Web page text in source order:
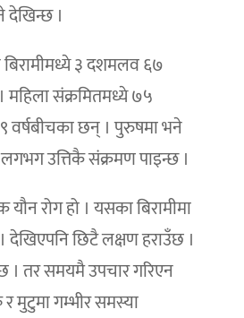
देखिन्छ ।
३ दशमलव ६७
महिला संक्रमितमध्ये ७५
वर्षबीचका छन् । पुरुषमा भने
उत्तिकै संक्रमण पाइन्छ ।
रोग हो । यसका बिरामीमा
देखिएपनि छिटै लक्षण हराउँछ ।
। तर समयमै उपचार गरिएन
मुटुमा गम्भीर समस्या